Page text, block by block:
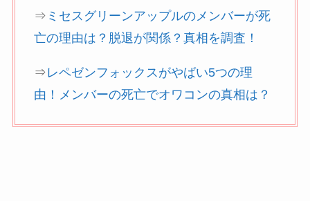
⇒ ミセスグリーンアップルのメンバーが死
亡の理由は？脱退が関係？真相を調査！
⇒レペゼンフォックスがやばい5つの理
由！メンバーの死亡でオワコンの真相は？